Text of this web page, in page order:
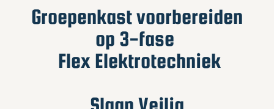
Groepenkast voorbereiden
op 3-fase
Flex Elektrotechniek